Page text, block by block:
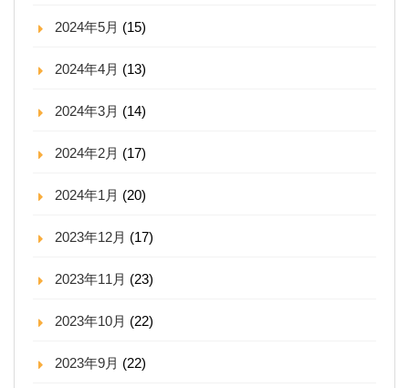
2024年5月 (15)
2024年4月 (13)
2024年3月 (14)
2024年2月 (17)
2024年1月 (20)
2023年12月 (17)
2023年11月 (23)
2023年10月 (22)
2023年9月 (22)